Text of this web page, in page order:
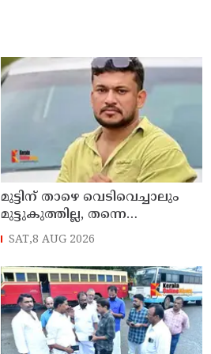
മുട്ടിന് താഴെ വെടിവെച്ചാലും
മുട്ടുകുത്തില്ല, തന്നെ
തീവ്രവാദിയാക്കിയത് ഈ
അര്‍ജുന്‍ ആയങ്കി
SAT,8 AUG 2026